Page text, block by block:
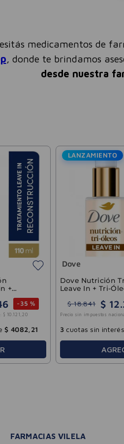
medicamentos de
, donde te brindamos
desde nuestra
+
- 35 %
$ 10 .121 , 20
$ 4082 21
LANZAMIENTO
Dove
Dove Nutrición
Leave In + Tri-
$ 18.841 $ 12.
Precio sin impuestos
3cuotas sin
FARMACIAS VILELA